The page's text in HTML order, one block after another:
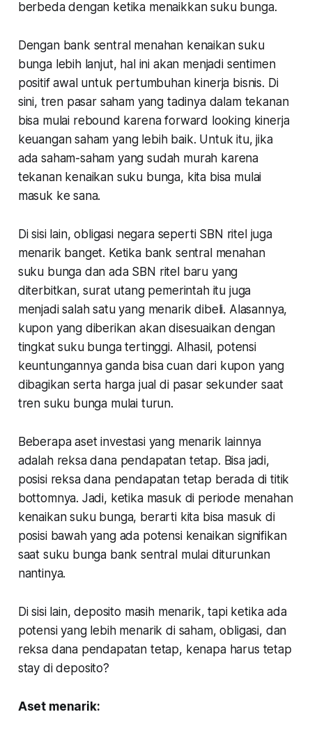
berbeda dengan ketika menaikkan suku bunga.
Dengan bank sentral menahan kenaikan suku
bunga lebih lanjut, hal ini akan menjadi sentimen
positif awal untuk pertumbuhan kinerja bisnis. Di
sini, tren pasar saham yang tadinya dalam tekanan
bisa mulai rebound karenaforward looking kinerja
keuangan saham yang lebih baik. Untuk itu, jika
ada saham-saham yang sudah murah karena
tekanan kenaikan suku bunga, kita bisa mulai
masuk ke sana.
Di sisi lain, obligasi negara seperti SBN ritel juga
menarik banget. Ketika bank sentral menahan
suku bunga dan ada SBN ritel baru yang
diterbitkan, surat utang pemerintah itu juga
menjadi salah satu yang menarik dibeli. Alasannya,
kupon yang diberikan akan disesuaikan dengan
tingkat suku bunga tertinggi. Alhasil, potensi
keuntungannya ganda bisa cuan dari kupon yang
dibagikan serta harga jual di pasar sekunder saat
tren suku bunga mulai turun.
Beberapa aset investasi yang menarik lainnya
adalah reksa dana pendapatan tetap. Bisa jadi,
posisi reksa dana pendapatan tetap berada di titik
bottomnya. Jadi, ketika masuk di periode menahan
kenaikan suku bunga, berarti kita bisa masuk di
posisi bawah yang ada potensi kenaikan signifikan
saat suku bunga bank sentral mulai diturunkan
nantinya.
Di sisi lain, deposito masih menarik, tapi ketika ada
potensi yang lebih menarik di saham, obligasi, dan
reksa dana pendapatan tetap, kenapa harus tetap
stay di deposito?
Aset menarik: